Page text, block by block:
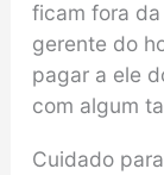
ficam fora
gerente do
pagar a ele
com algum
Cuidado